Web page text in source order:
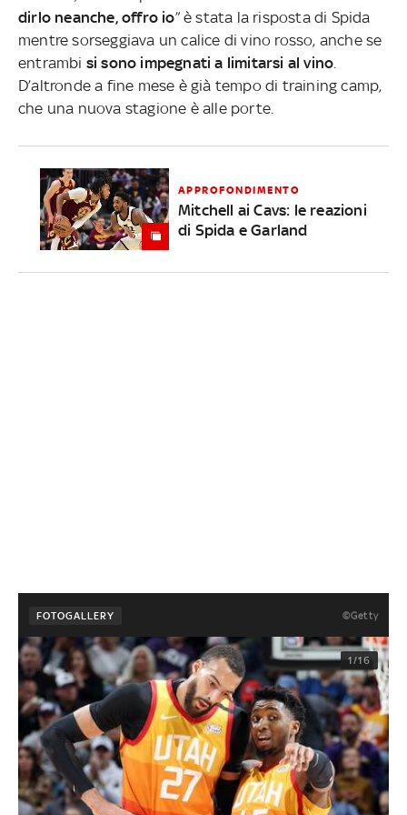
dirlo neanche, offro io” è stata la risposta di Spida
mentre sorseggiava un calice di vino rosso, anche se
entrambi si sono impegnati a limitarsi al vino
D’altronde a fine mese è già tempo di training camp,
che una nuova stagione è alle porte.
APPROFONDIMENTO
Mitchell ai Cavs: le reazioni
di Spida e Garland
FOTOGALLERY ©Getty
1/16